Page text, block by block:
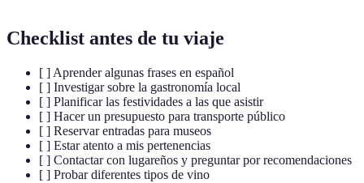
Checklist antes de tu viaje
[ ] Aprender algunas frases en español
[ ] Investigar sobre la gastronomía local
[ ] Planificar las festividades a las que asistir
[ ] Hacer un presupuesto para transporte público
[ ] Reservar entradas para museos
[ ] Estar atento a mis pertenencias
[ ] Contactar con lugareños y preguntar por recomendaciones
[ ] Probar diferentes tipos de vino